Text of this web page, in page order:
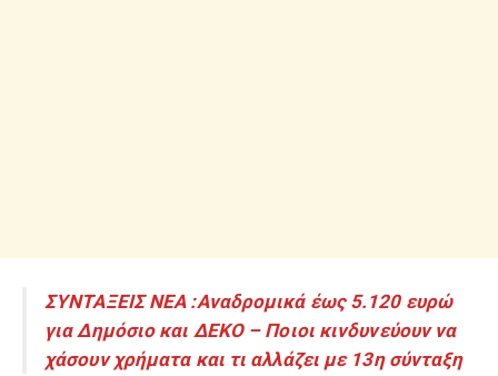
ΣΥΝΤΑΞΕΙΣ ΝΕΑ :Αναδρομικά έως 5.120 ευρώ
για Δημόσιο και ΔΕΚΟ – Ποιοι κινδυνεύουν να
χάσουν χρήματα και τι αλλάζει με 13η σύνταξη